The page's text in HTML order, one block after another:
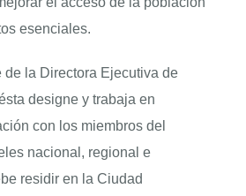
esenciales.
de la Directora Ejecutiva de
designe y trabaja en
con los miembros del
nacional, regional e
residir en la Ciudad